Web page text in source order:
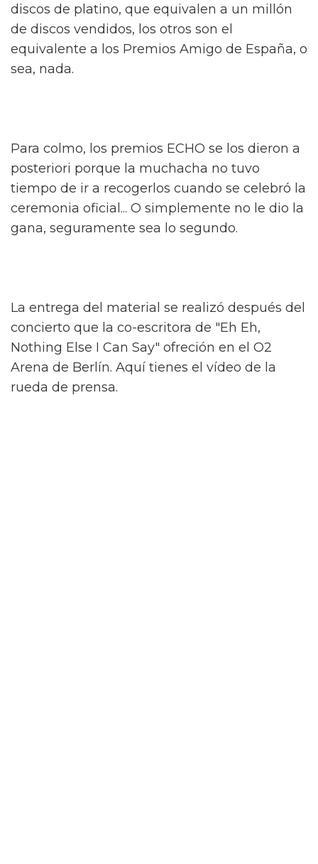
discos de platino, que equivalen a un millón
de discos vendidos, los otros son el
equivalente a los Premios Amigo de España, o
sea, nada.
Para colmo, los premios ECHO se los dieron a
posteriori porque la muchacha no tuvo
tiempo de ir a recogerlos cuando se celebró la
ceremonia oficial... O simplemente no le dio la
gana, seguramente sea lo segundo.
La entrega del material se realizó después del
concierto que la co-escritora de "Eh Eh,
Nothing Else I Can Say" ofreción en el O2
Arena de Berlín. Aquí tienes el vídeo de la
rueda de prensa.